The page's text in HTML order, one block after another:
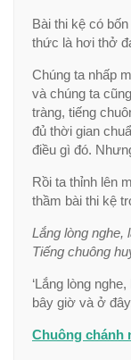
Bài thi kệ có
thức là hơi thở
Chúng ta nhấp
và chúng ta
tràng, tiếng
đủ thời gian
điều gì đó.
Rồi ta thỉnh lên
thầm bài thi kệ
Lắng lòng nghe,
Tiếng chuông
‘Lắng lòng
bây giờ và ở
Chuông chánh